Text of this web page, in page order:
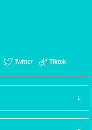
Twitter Tiktok